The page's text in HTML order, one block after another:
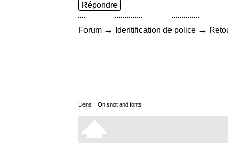
Répondre
Forum → Identification de police →
Liens : On snot and fonts